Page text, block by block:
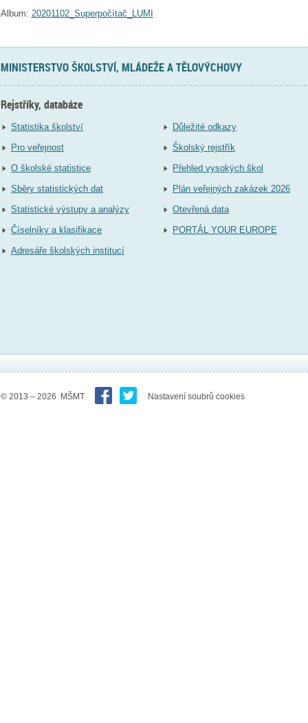
Album: 20201102_Superpočítač_LUMI
MINISTERSTVO ŠKOLSTVÍ, MLÁDEŽE A TĚLOVÝCHOVY
Rejstříky, databáze
Statistika školství
Pro veřejnost
O školské statistice
Sběry statistických dat
Statistické výstupy a analýzy
Číselníky a klasifikace
Adresáře školských institucí
Důležité odkazy
Školský rejstřík
Přehled vysokých škol
Plán veřejných zakázek 2026
Otevřená data
PORTÁL YOUR EUROPE
© 2013 – 2026 MŠMT Nastavení soubrů cookies